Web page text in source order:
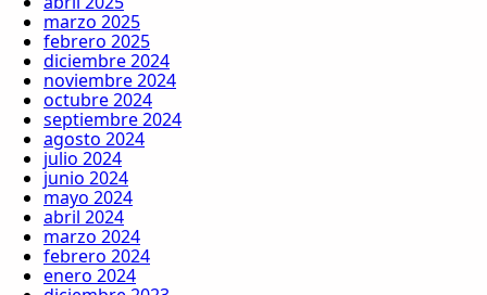
marzo 2025
febrero 2025
diciembre 2024
noviembre 2024
octubre 2024
septiembre 2024
agosto 2024
julio 2024
junio 2024
mayo 2024
abril 2024
marzo 2024
febrero 2024
enero 2024